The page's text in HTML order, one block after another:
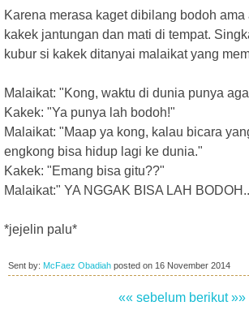
Karena merasa kaget dibilang bodoh ama
kakek jantungan dan mati di tempat.
kubur si kakek ditanyai malaikat yang
Malaikat: "Kong, waktu di dunia punya
Kakek: "Ya punya lah bodoh!"
Malaikat: "Maap ya kong, kalau bicara
engkong bisa hidup lagi ke dunia."
Kakek: "Emang bisa gitu??"
Malaikat:" YA NGGAK BISA LAH
*jejelin palu*
Sent by: McFaez Obadiah posted on 16 November 2014
«« sebelum berikut »»